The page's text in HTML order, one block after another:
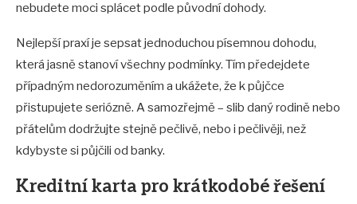
nebudete moci splácet podle původní dohody.
Nejlepší praxí je sepsat jednoduchou písemnou dohodu,
která jasně stanoví všechny podmínky. Tím předejdete
případným nedorozuměním a ukážete, že k půjčce
přistupujete seriózně. A samozřejmě – slib daný rodině nebo
přátelům dodržujte stejně pečlivě, nebo i pečlivěji, než
kdybyste si půjčili od banky.
Kreditní karta pro krátkodobé řešení